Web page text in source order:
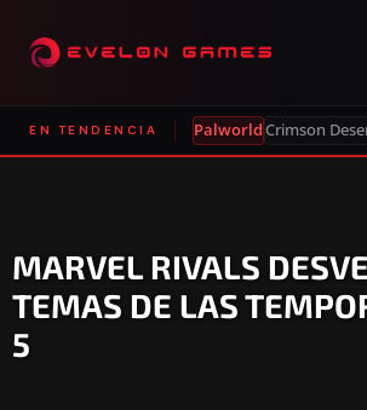
EN TENDENCIA PalworldCrimson
MARVEL RIVALS
TEMAS DE LAS
5